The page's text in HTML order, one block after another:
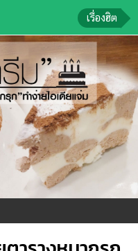
เรื่องฮิต